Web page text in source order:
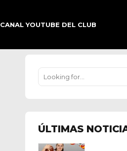
CANAL YOUTUBE DEL CLUB
ÚLTIMAS